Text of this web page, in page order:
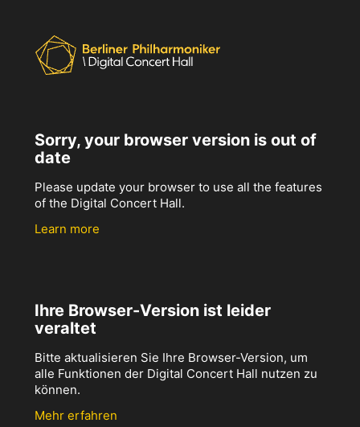
Sorry, your browser version is out of
date
Please update your browser to use all the features
of the Digital Concert Hall.
Learn more
Ihre Browser-Version ist leider
veraltet
Bitte aktualisieren Sie Ihre Browser-Version, um
alle Funktionen der Digital Concert Hall nutzen zu
können.
Mehr erfahren